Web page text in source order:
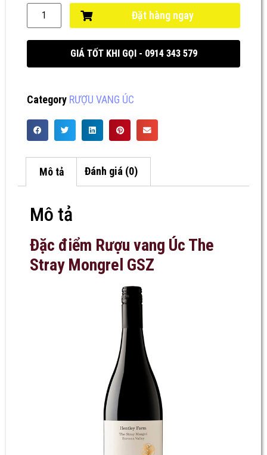
Đặt hàng ngay
GIÁ TỐT KHI GỌI - 0914 343 579
Category RƯỢU VANG ÚC
Mô tả Đánh giá (0)
Mô tả
Đặc điểm Rượu vang Úc The
Stray Mongrel GSZ